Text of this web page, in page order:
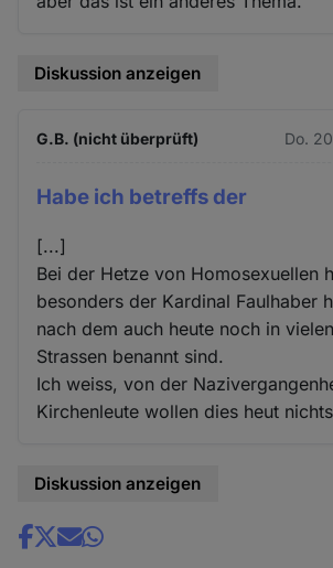
Diskussion anzeigen
G.B. (nicht überprüft) Do.
Habe ich betreffs der
[...]
Bei der Hetze von Homosexuellen
besonders der Kardinal Faulhaber
nach dem auch heute noch in
Strassen benannt sind.
Ich weiss, von der
Kirchenleute wollen dies heut
Diskussion anzeigen
Share